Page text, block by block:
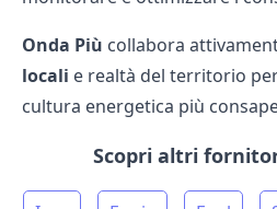
Onda Più collabora
locali e realtà del territorio
cultura energetica più
Scopri altri